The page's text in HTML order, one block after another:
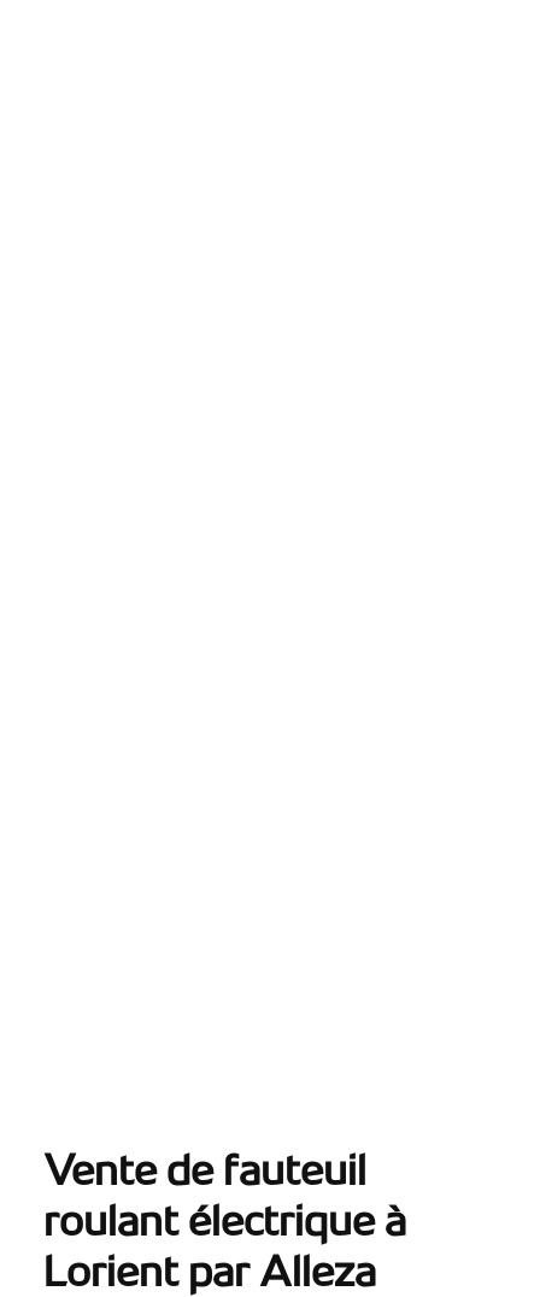
Vente de fauteuil
roulant électrique à
Lorient par Alleza